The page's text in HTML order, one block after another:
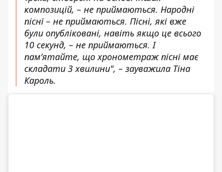
композицій, – не приймаються. Народні
пісні – не приймаються. Пісні, які вже
були опубліковані, навіть якщо це всього
10 секунд, – не приймаються. І
памʼятайте, що хронометраж пісні має
складати 3 хвилини", – зауважила Тіна
Кароль.